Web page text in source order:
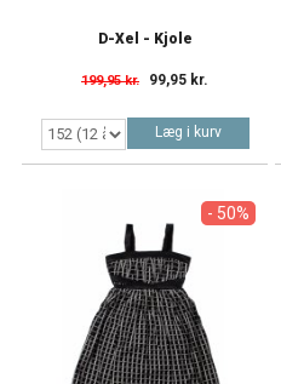
D-Xel - Kjole
199,95 kr. 99,95 kr.
Læg i kurv
- 50%